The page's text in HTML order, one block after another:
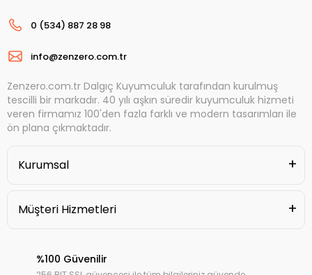
0 (534) 887 28 98
info@zenzero.com.tr
Zenzero.com.tr Dalgıç Kuyumculuk tarafından kurulmuş
tescilli bir markadır. 40 yılı aşkın süredir kuyumculuk hizmeti
veren firmamız 100'den fazla farklı ve modern tasarımları ile
ön plana çıkmaktadır.
Kurumsal
Müşteri Hizmetleri
%100 Güvenilir